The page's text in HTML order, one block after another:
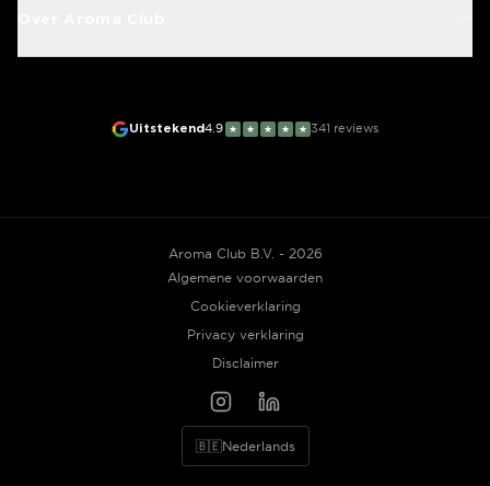
Uitstekend4.9 ★ ★ ★ ★ ★ 341 reviews
Aroma Club B.V. - 2026
Algemene voorwaarden
Cookieverklaring
Privacy verklaring
Disclaimer
🇧🇪Nederlands